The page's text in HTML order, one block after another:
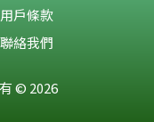
用戶條款
聯絡我們
© 2026